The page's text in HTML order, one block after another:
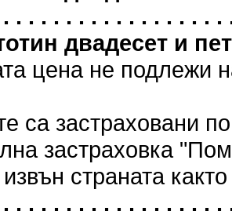
. . . . . . . . . . . . . . . .
двадесет и
цена не подлежи
са застраховани
застраховка
страната
. . . . . . . . . . . . . . . .